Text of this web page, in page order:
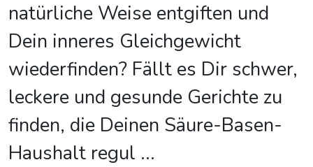
natürliche Weise entgiften und
Dein inneres Gleichgewicht
wiederfinden? Fällt es Dir schwer,
leckere und gesunde Gerichte zu
finden, die Deinen Säure-Basen-
Haushalt regul ...